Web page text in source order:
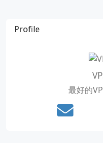
Profile
最好的